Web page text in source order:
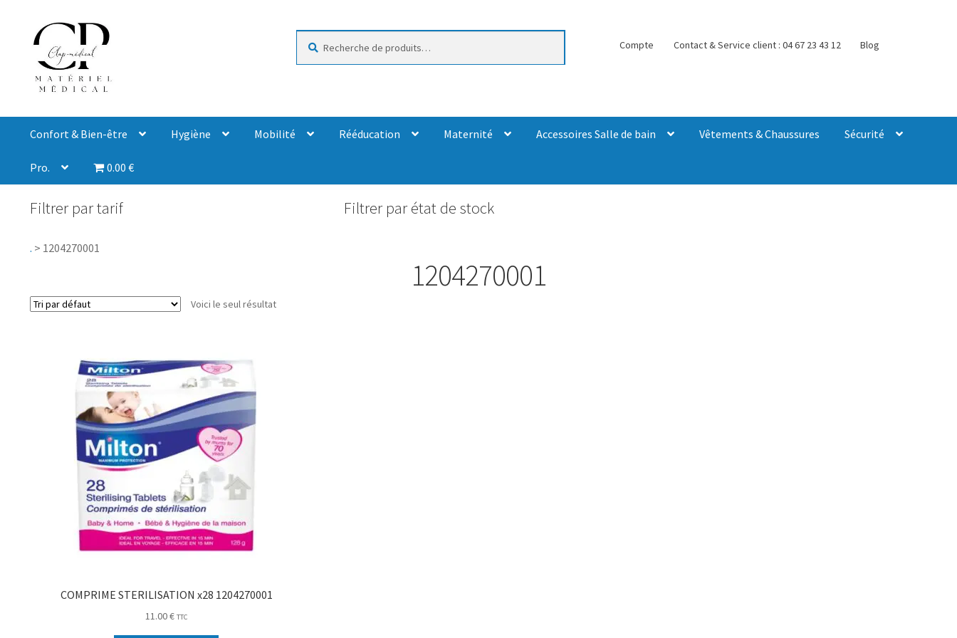
Compte Contact & Service client : 04 67 23 43 12 Blog
Confort & Bien-être Hygiène Mobilité Rééducation Maternité Accessoires Salle de bain Vêtements & Chaussures Sécurité
Pro. 0.00 €
Filtrer par tarif Filtrer par état de stock
. > 1204270001
1204270001
Voici le seul résultat
COMPRIME STERILISATION x28 1204270001
11.00€ TTC